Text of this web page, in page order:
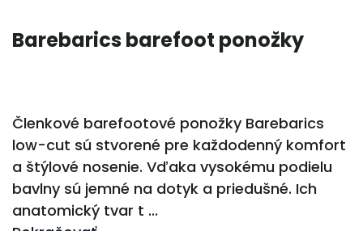
Barebarics barefoot ponožky
Členkové barefootové ponožky Barebarics
low-cut sú stvorené pre každodenný komfort
a štýlové nosenie. Vďaka vysokému podielu
bavlny sú jemné na dotyk a priedušné. Ich
anatomický tvar t ...